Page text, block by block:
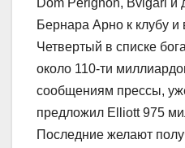
Dom Perignon, Bvlgari и
Бернара Арно к клубу и
Четвертый в списке
около 110-ти
сообщениям прессы,
предложил Elliott 975
Последние желают